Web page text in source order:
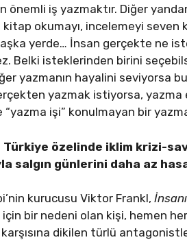
önemli iş yazmaktır. Diğer
okumayı, incelemeyi seven
yerde… İnsan gerçekte ne
Belki isteklerinden birini
yazmanın hayalini seviyorsa
yazmak istiyorsa, yazma
“yazma işi” konulmayan bir
Türkiye özelinde iklim krizi-
salgın günlerini daha az
kurucusu Viktor Frankl,
için bir nedeni olan kişi, hemen
karşısına dikilen türlü